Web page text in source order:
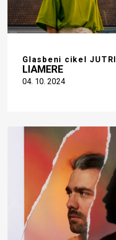
Glasbeni cikel JUTRI
LIAMERE
04. 10. 2024